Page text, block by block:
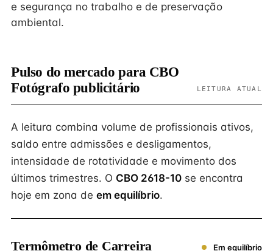
e segurança no trabalho e de preservação
ambiental.
Pulso do mercado para CBO
Fotógrafo publicitário
LEITURA ATUAL
A leitura combina volume de profissionais ativos,
saldo entre admissões e desligamentos,
intensidade de rotatividade e movimento dos
últimos trimestres. O CBO 2618-10 se encontra
hoje em zona de em equilíbrio.
Termômetro de Carreira Em equilíbrio